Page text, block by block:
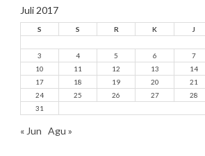
Juli 2017
S S R K J
3
4 5 6 7
10
11 12 13 14
17
18 19 20 21
24
25 26 27 28
31
« Jun Agu »